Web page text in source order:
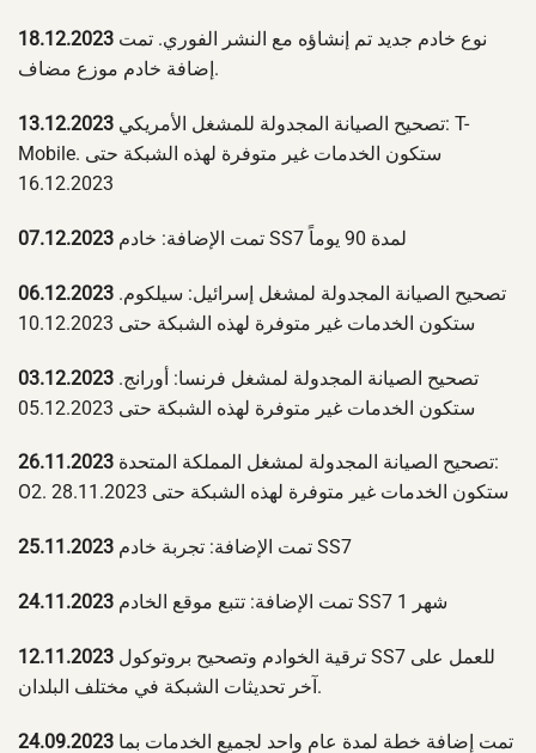
18.12.2023
إضافة خادم موزع مضاف.
13.12.2023
Mobile. ستكون الخدمات غير متوفرة لهذه الشبكة حتى
16.12.2023
07.12.2023 تمت الإضافة: خادم SS7 لمدة 90 يوماً
06.12.2023
ستكون الخدمات غير متوفرة لهذه الشبكة حتى 10.12.2023
03.12.2023
ستكون الخدمات غير متوفرة لهذه الشبكة حتى 05.12.2023
26.11.2023
O2. ستكون الخدمات غير متوفرة لهذه الشبكة حتى 28.11.2023
25.11.2023 تمت الإضافة: تجربة خادم SS7
24.11.2023 تمت الإضافة: تتبع موقع الخادم SS7 شهر 1
12.11.2023
آخر تحديثات الشبكة في مختلف البلدان.
24.09.2023